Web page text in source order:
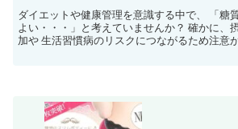
ダイエットや健康管理を意識する中で、 「糖
よい・・・」と考えていませんか？ 確かに、
加や 生活習慣病のリスクにつながるため注意